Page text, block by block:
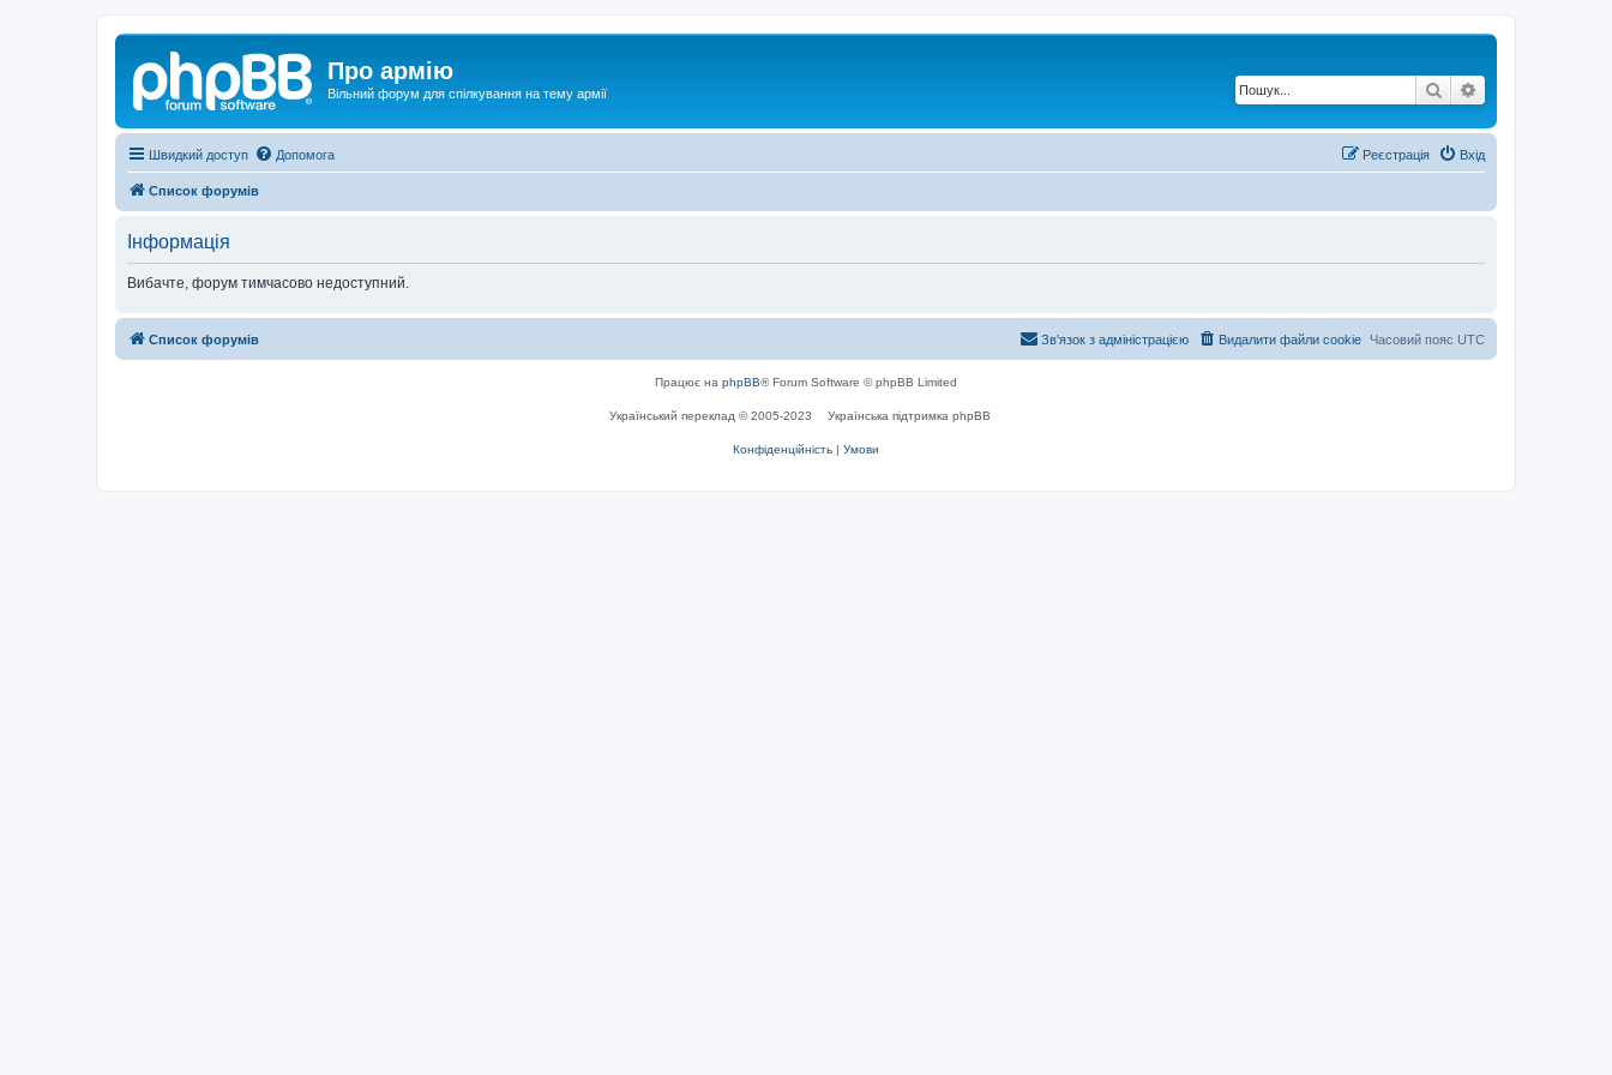
Про армію
Вільний форум для спілкування на тему армії Пошук
Швидкий доступ Допомога Вхід
Реєстрація
Список форумів
Інформація
Вибачте, форум тимчасово недоступний.
Список форумів Часовий пояс UTC
Видалити файли cookie
Зв'язок з адміністрацією
Працює на phpBB® Forum Software © phpBB Limited
Український переклад © 2005-2023 Українська підтримка phpBB
Конфіденційність | Умови